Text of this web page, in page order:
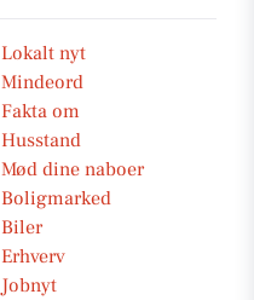
Lokalt nyt
Mindeord
Fakta om
Husstand
Mød dine naboer
Boligmarked
Biler
Erhverv
Jobnyt